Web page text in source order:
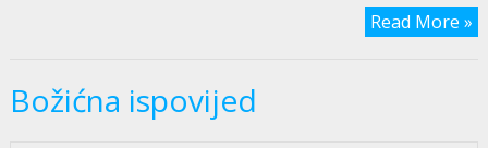
Read More »
Božićna ispovijed